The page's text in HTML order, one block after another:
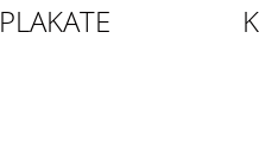
PLAKATE